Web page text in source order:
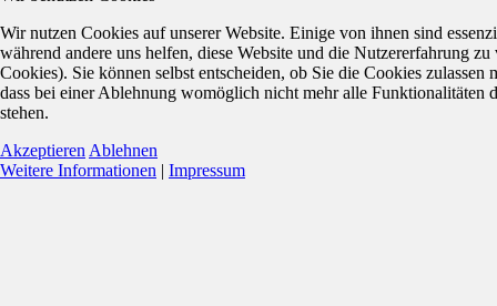
Wir nutzen Cookies auf unserer Website. Einige von ihnen sind
während andere uns helfen, diese Website und die Nutzererfahrung zu
Cookies). Sie können selbst entscheiden, ob Sie die Cookies zulassen
dass bei einer Ablehnung womöglich nicht mehr alle Funktionalitäten
stehen.
Akzeptieren Ablehnen
Weitere Informationen | Impressum